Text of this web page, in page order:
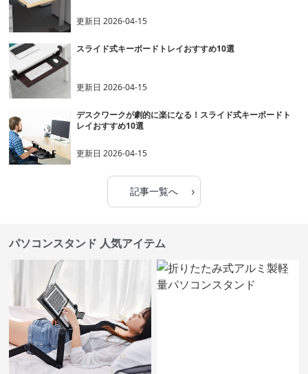
更新日2026-04-15
スライド式キーボードトレイおすすめ10選
更新日2026-04-15
デスクワークが劇的に楽になる！スライド式キーボードト
レイおすすめ10選
更新日2026-04-15
記事一覧へ ›
パソコンスタンド 人気アイテム